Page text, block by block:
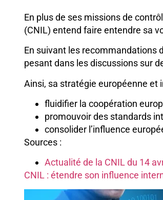
En plus de ses missions de
(CNIL) entend faire entendre sa
En suivant les recommandations
pesant dans les discussions sur
Ainsi, sa stratégie européenne et
fluidifier la coopération
promouvoir des standards
consolider l’influence
Sources :
Actualité de la CNIL du 14
CNIL : étendre son influence